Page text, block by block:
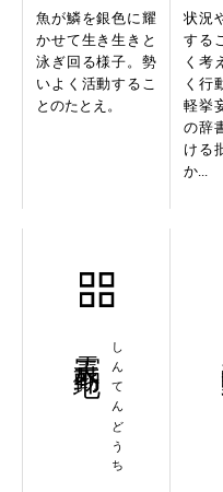
魚が鱗を銀色に耀
かせて生き生きと
泳ぎ回る様子。勢
いよく活動するこ
とのたとえ。
状況
する
く考
く行
軽挙
の辞
ける
か...
しんてんどうち